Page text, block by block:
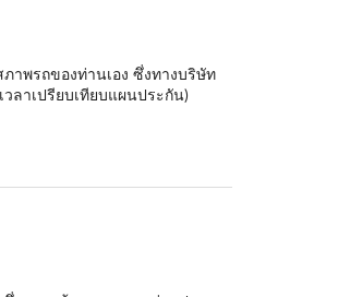
าพรถของท่านเอง ซึ่งทางบริษัท
ลาเปรียบเทียบแผนประกัน)